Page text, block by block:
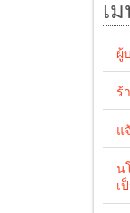
เ
ผู้
ร้
แ
น
เ